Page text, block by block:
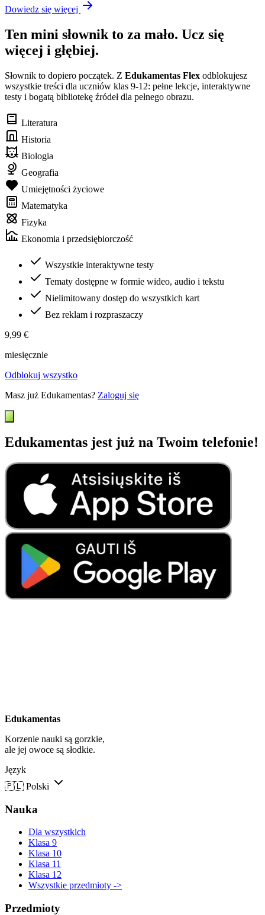
Dowiedz się więcej
Ten mini słownik to za mało. Ucz się
więcej i głębiej.
Słownik to dopiero początek. Z Edukamentas Flex odblokujesz
wszystkie treści dla uczniów klas 9-12: pełne lekcje, interaktywne
testy i bogatą bibliotekę źródeł dla pełnego obrazu.
Literatura
Historia
Biologia
Geografia
Umiejętności życiowe
Matematyka
Fizyka
Ekonomia i przedsiębiorczość
Wszystkie interaktywne testy
Tematy dostępne w formie wideo, audio i tekstu
Nielimitowany dostęp do wszystkich kart
Bez reklam i rozpraszaczy
9,99 €
miesięcznie
Odblokuj wszystko
Masz już Edukamentas? Zaloguj się
Edukamentas jest już na Twoim telefonie!
Edukamentas
Korzenie nauki są gorzkie,
ale jej owoce są słodkie.
Język
🇵🇱 Polski
Nauka
Dla wszystkich
Klasa 9
Klasa 10
Klasa 11
Klasa 12
Wszystkie przedmioty ->
Przedmioty